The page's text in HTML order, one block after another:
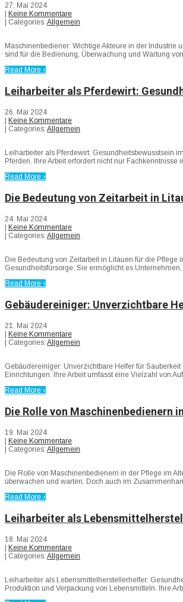
27. Mai 2024
| Keine Kommentare
| Categories: Allgemein
Maschinenbediener: Wichtige Akteure in der
sind für die Bedienung, Überwachung und Wartung
Read More ›
Leiharbeiter als Pferdewirt:
26. Mai 2024
| Keine Kommentare
| Categories: Allgemein
Leiharbeiter als Pferdewirt: Gesundheitsbewusstsein
Pferden. Ihre Arbeit erfordert nicht nur
Read More ›
Die Bedeutung von Zeitarbeit in
24. Mai 2024
| Keine Kommentare
| Categories: Allgemein
Die Bedeutung von Zeitarbeit in Litauen für die
Gesundheitsfürsorge. Sie ermöglicht es
Read More ›
Gebäudereiniger: Unverzichtbare
21. Mai 2024
| Keine Kommentare
| Categories: Allgemein
Gebäudereiniger: Unverzichtbare Helfer für
Einrichtungen. Ihre Arbeit umfasst eine Vielzahl von
Read More ›
Die Rolle von Maschinenbedienern
19. Mai 2024
| Keine Kommentare
| Categories: Allgemein
Die Rolle von Maschinenbedienern in der Pflege im
überwachen und warten. Doch auch im
Read More ›
Leiharbeiter als
18. Mai 2024
| Keine Kommentare
| Categories: Allgemein
Leiharbeiter als Lebensmittelherstellerhelfer:
Produktion und Verpackung von Lebensmitteln. Ihre